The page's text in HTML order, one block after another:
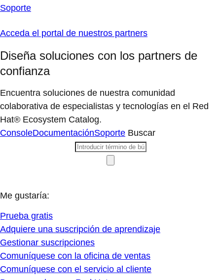
Soporte
Acceda el portal de nuestros partners
Diseña soluciones con los partners de
confianza
Encuentra soluciones de nuestra comunidad
colaborativa de especialistas y tecnologías en el Red
Hat® Ecosystem Catalog.
ConsoleDocumentaciónSoporte Buscar
Me gustaría:
Prueba gratis
Adquiere una suscripción de aprendizaje
Gestionar suscripciones
Comuníquese con la oficina de ventas
Comuníquese con el servicio al cliente